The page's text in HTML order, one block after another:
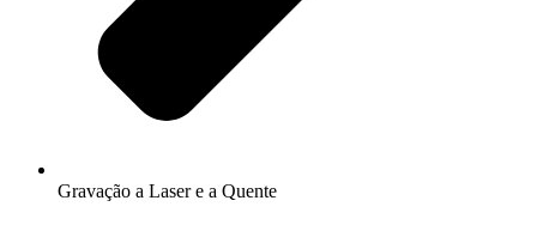
Gravação a Laser e a Quente